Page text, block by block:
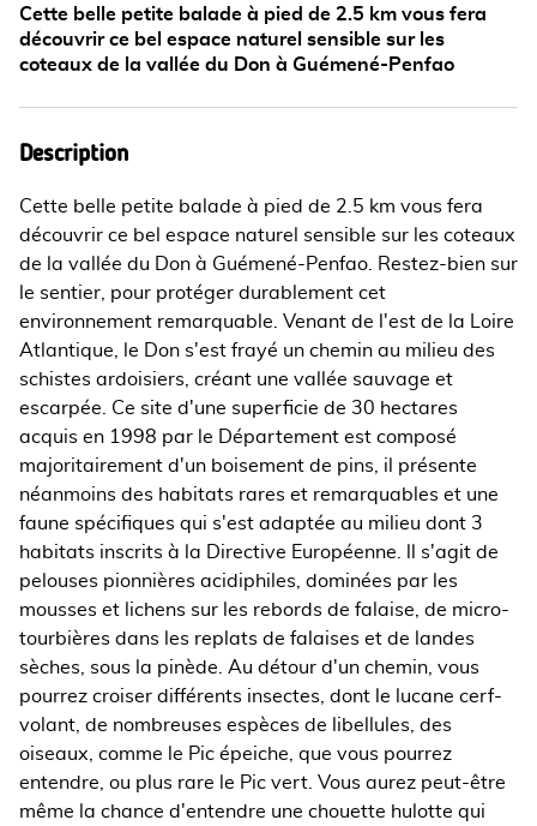
Cette belle petite balade à pied de 2.5 km vous fera
découvrir ce bel espace naturel sensible sur les
coteaux de la vallée du Don à Guémené-Penfao
Description
Cette belle petite balade à pied de 2.5 km vous fera
découvrir ce bel espace naturel sensible sur les coteaux
de la vallée du Don à Guémené-Penfao. Restez-bien sur
le sentier, pour protéger durablement cet
environnement remarquable. Venant de l'est de la Loire
Atlantique, le Don s'est frayé un chemin au milieu des
schistes ardoisiers, créant une vallée sauvage et
escarpée. Ce site d'une superficie de 30 hectares
acquis en 1998 par le Département est composé
majoritairement d'un boisement de pins, il présente
néanmoins des habitats rares et remarquables et une
faune spécifiques qui s'est adaptée au milieu dont 3
habitats inscrits à la Directive Européenne. ll s'agit de
pelouses pionnières acidiphiles, dominées par les
mousses et lichens sur les rebords de falaise, de micro-
tourbières dans les replats de falaises et de landes
sèches, sous la pinède. Au détour d'un chemin, vous
pourrez croiser différents insectes, dont le lucane cerf-
volant, de nombreuses espèces de libellules, des
oiseaux, comme le Pic épeiche, que vous pourrez
entendre, ou plus rare le Pic vert. Vous aurez peut-être
même la chance d'entendre une chouette hulotte qui